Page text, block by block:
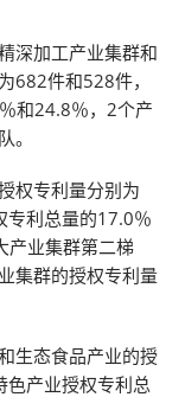
深加工产业集群和
682件和528件，
和24.8％，2个产
。
权专利量分别为
专利总量的17.0％
产业集群第二梯
集群的授权专利量
生态食品产业的授
产业授权专利总